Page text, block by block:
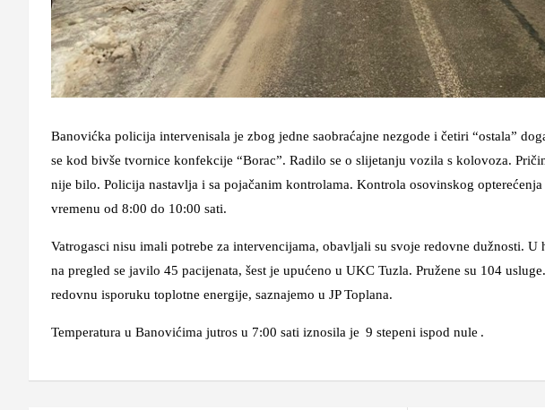
Banovićka policija intervenisala je zbog jedne saobraćajne nezgode i četiri “ostala”
se kod bivše tvornice konfekcije “Borac”. Radilo se o slijetanju vozila s kolovoza.
nije bilo. Policija nastavlja i sa pojačanim kontrolama. Kontrola osovinskog opterećenja
vremenu od 8:00 do 10:00 sati.
Vatrogasci nisu imali potrebe za intervencijama, obavljali su svoje redovne dužnosti.
na pregled se javilo 45 pacijenata, šest je upućeno u UKC Tuzla. Pružene su 104
redovnu isporuku toplotne energije, saznajemo u JP Toplana.
Temperatura u Banovićima jutros u 7:00 sati iznosila je 9 stepeni ispod nule .